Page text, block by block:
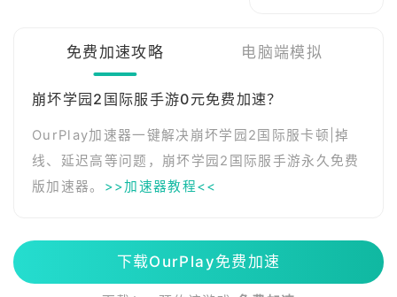
免费加速攻略 电脑端模拟
崩坏学园2国际服手游0元免费加速？
OurPlay加速器一键解决崩坏学园2国际服卡顿|掉
线、延迟高等问题，崩坏学园2国际服手游永久免费
版加速器。 >>加速器教程<<
下载OurPlay免费加速